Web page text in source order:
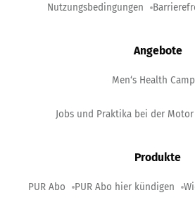
Nutzungsbedingungen
Angebote
Men‘s Health Camp
Jobs und Praktika bei der Motor
Produkte
PUR Abo PUR Abo hier kündigen